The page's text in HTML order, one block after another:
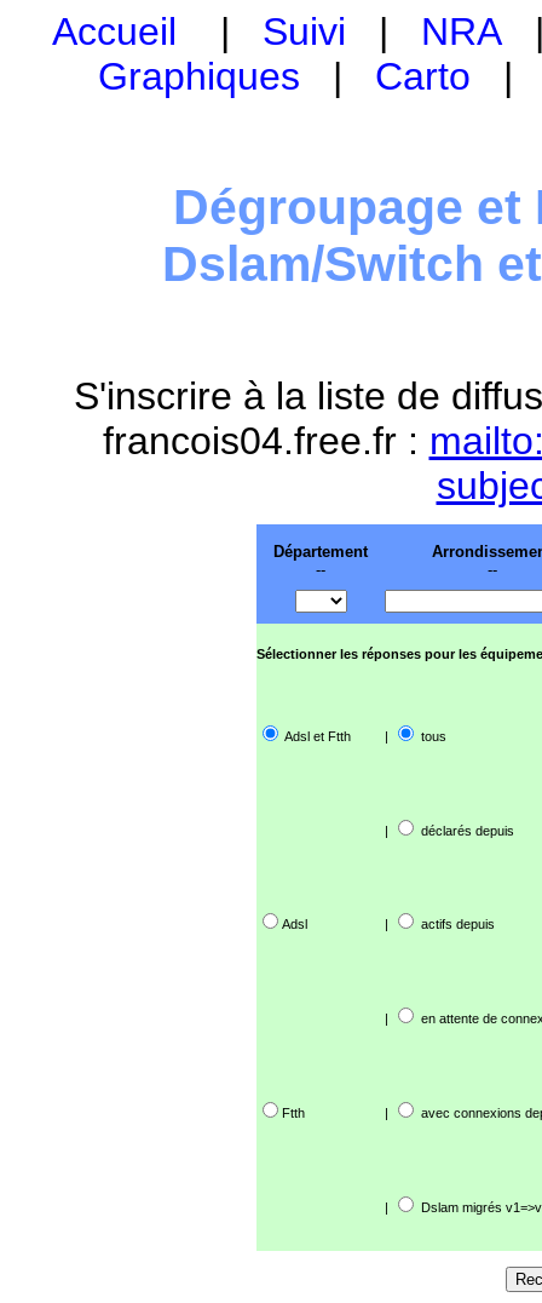
Accueil | Suivi | NRA
Graphiques | Carto
Dégroupage et
Dslam/Switch
S'inscrire à la liste de
francois04.free.fr :
Département
--
--
Sélectionner les réponses pour les
Adsl et Ftth | tous
| déclarés depuis
Adsl | actifs depuis
| en attente de
Ftth | avec connexions
| Dslam migrés